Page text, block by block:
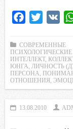
c
e
b
o
k
i
t
t
e
СОВРЕМЕННЫЕ
ПСИХОЛОГИЧЕСКИЕ
ИНТЕЛЛЕКТ,
ЮНГА
ЛИЧНОСТЬ
ПЕРСОНА
ОТНОШЕНИЯ
13.08.2010